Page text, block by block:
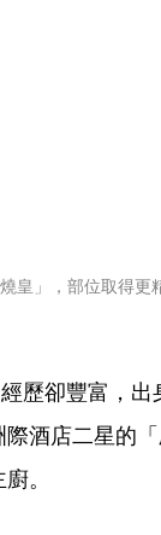
皇」，部位取得更
歷卻豐富，
酒店二星的
。